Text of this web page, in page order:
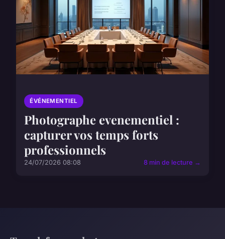
ÉVÉNEMENTIEL
Photographe evenementiel :
capturer vos temps forts
professionnels
24/07/2026 08:08 8 min de lecture →